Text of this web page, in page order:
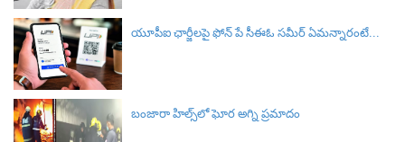
యూపీఐ ఛార్జీలపై ఫోన్ పే సీఈఓ సమీర్ ఏమన్నారంటే...
బంజారా హిల్స్‌లో ఘోర అగ్ని ప్రమాదం